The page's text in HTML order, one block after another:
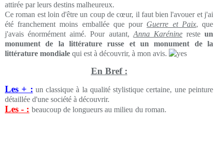
attirée par leurs destins malheureux.
Ce roman est loin d'être un coup de cœur, il faut bien l'avouer et j'ai
été franchement moins emballée que pour Guerre et Paix, que
j'avais énormément aimé. Pour autant, Anna Karéninereste un
monument de la littérature russe et un monument de la
littérature mondiale qui est à découvrir, à mon avis.
En Bref :
Les + : un classique à la qualité stylistique certaine, une peinture
détaillée d'une société à découvrir.
Les - : beaucoup de longueurs au milieu du roman.